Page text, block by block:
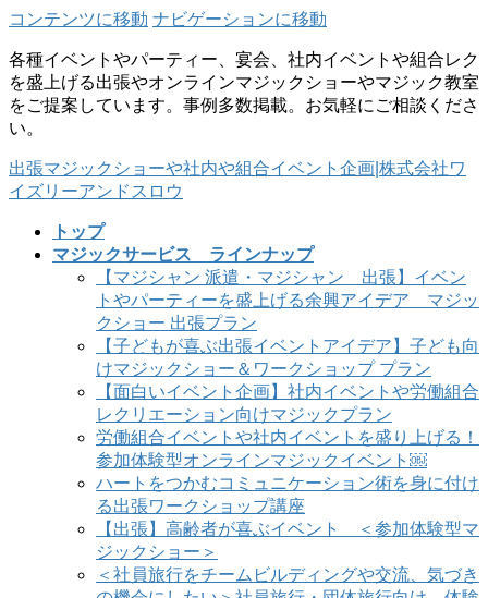
コンテンツに移動 ナビゲーションに移動
各種イベントやパーティー、宴会、社内イベントや組合レク
を盛上げる出張やオンラインマジックショーやマジック教室
をご提案しています。事例多数掲載。お気軽にご相談くださ
い。
出張マジックショーや社内や組合イベント企画|株式会社ワ
イズリーアンドスロウ
トップ
マジックサービス ラインナップ
【マジシャン 派遣・マジシャン 出張】イベン
トやパーティーを盛上げる余興アイデア マジッ
クショー 出張プラン
【子どもが喜ぶ出張イベントアイデア】子ども向
けマジックショー＆ワークショップ プラン
【面白いイベント企画】社内イベントや労働組合
レクリエーション向けマジックプラン
労働組合イベントや社内イベントを盛り上げる！
参加体験型オンラインマジックイベント￼
ハートをつかむコミュニケーション術を身に付け
る出張ワークショップ講座
【出張】高齢者が喜ぶイベント ＜参加体験型マ
ジックショー＞
＜社員旅行をチームビルディングや交流、気づき